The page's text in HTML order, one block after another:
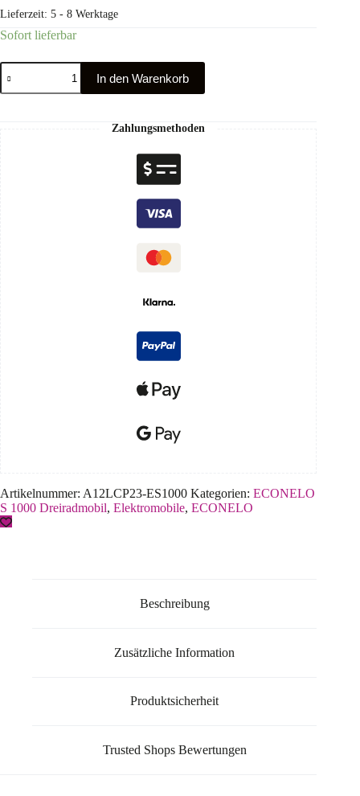
Lieferzeit: 5 - 8 Werktage
Sofort lieferbar
In den Warenkorb
Zahlungsmethoden
Artikelnummer: A12LCP23-ES1000 Kategorien: ECONELO
S 1000 Dreiradmobil, Elektromobile, ECONELO
Beschreibung
Zusätzliche Information
Produktsicherheit
Trusted Shops Bewertungen